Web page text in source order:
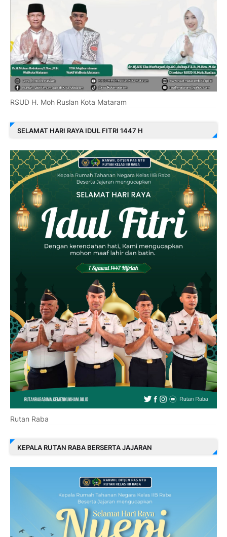
RSUD H. Moh Ruslan Kota Mataram
SELAMAT HARI RAYA IDUL FITRI 1447 H
Rutan Raba
KEPALA RUTAN RABA BERSERTA JAJARAN